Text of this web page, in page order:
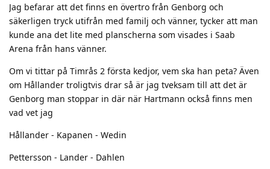
Jag befarar att det finns en övertro från Genborg och
säkerligen tryck utifrån med familj och vänner, tycker att man
kunde ana det lite med planscherna som visades i Saab
Arena från hans vänner.
Om vi tittar på Timrås 2 första kedjor, vem ska han peta? Även
om Hållander troligtvis drar så är jag tveksam till att det är
Genborg man stoppar in där när Hartmann också finns men
vad vet jag
Hållander - Kapanen - Wedin
Pettersson - Lander - Dahlen